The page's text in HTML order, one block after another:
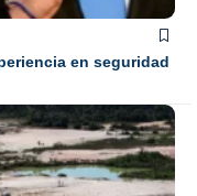
en seguridad